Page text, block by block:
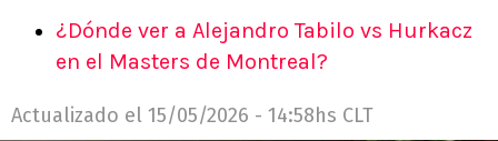
¿Dónde ver a Alejandro Tabilo vs Hurkacz
en el Masters de Montreal?
Actualizado el 15/05/2026 - 14:58hs CLT